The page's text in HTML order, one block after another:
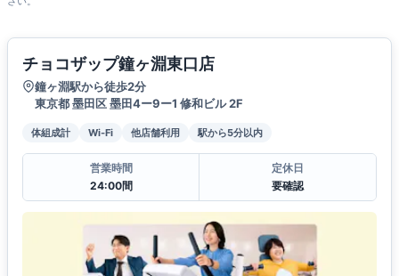
チョコザップ鐘ヶ淵東口店
鐘ヶ淵駅から徒歩2分
東京都 墨田区 墨田4ー9ー1 修和ビル 2F
体組成計 Wi-Fi 他店舗利用 駅から5分以内
営業時間
24:00間
定休日
要確認